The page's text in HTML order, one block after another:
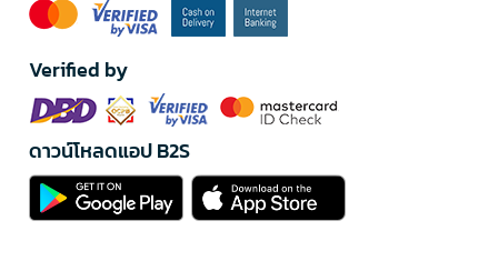
Verified by
ดาวน์โหลดแอป B2S